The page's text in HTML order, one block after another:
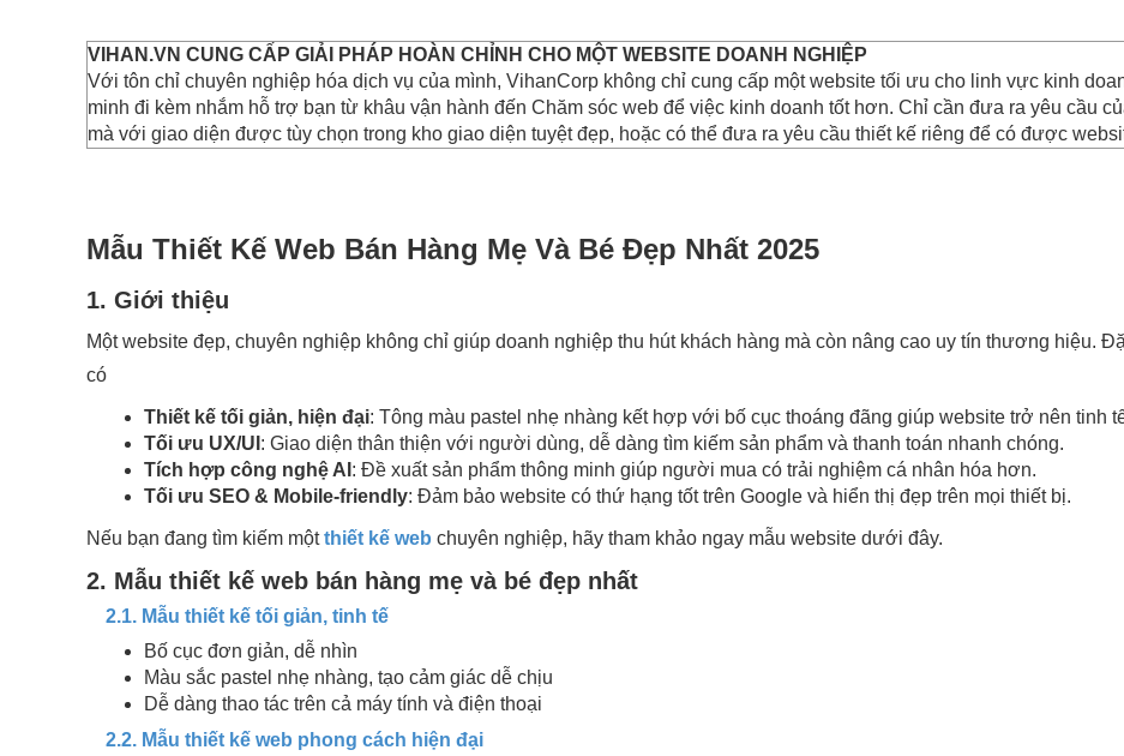
VIHAN.VN CUNG CẤP GIẢI PHÁP HOÀN CHỈNH CHO MỘT WEBSITE DOANH NGHIỆP
Với tôn chỉ chuyên nghiệp hóa dịch vụ của mình, VihanCorp không chỉ cung cấp một website tối ưu cho linh vực kinh
minh đi kèm nhắm hỗ trợ bạn từ khâu vận hành đến Chăm sóc web để việc kinh doanh tốt hơn. Chỉ cần đưa ra yêu cầu
mà với giao diện được tùy chọn trong kho giao diện tuyệt đẹp, hoặc có thể đưa ra yêu cầu thiết kế riêng để có được
Mẫu Thiết Kế Web Bán Hàng Mẹ Và Bé Đẹp Nhất 2025
1. Giới thiệu
Một website đẹp, chuyên nghiệp không chỉ giúp doanh nghiệp thu hút khách hàng mà còn nâng cao uy tín thương hiệu.
có
Thiết kế tối giản, hiện đại: Tông màu pastel nhẹ nhàng kết hợp với bố cục thoáng đãng giúp website trở nên tinh
Tối ưu UX/UI : Giao diện thân thiện với người dùng, dễ dàng tìm kiếm sản phẩm và thanh toán nhanh chóng.
Tích hợp công nghệ AI : Đề xuất sản phẩm thông minh giúp người mua có trải nghiệm cá nhân hóa hơn.
Tối ưu SEO & Mobile-friendly: Đảm bảo website có thứ hạng tốt trên Google và hiển thị đẹp trên mọi thiết bị.
Nếu bạn đang tìm kiếm mộtthiết kế web chuyên nghiệp, hãy tham khảo ngay mẫu website dưới đây.
2. Mẫu thiết kế web bán hàng mẹ và bé đẹp nhất
2.1. Mẫu thiết kế tối giản, tinh tế
Bố cục đơn giản, dễ nhìn
Màu sắc pastel nhẹ nhàng, tạo cảm giác dễ chịu
Dễ dàng thao tác trên cả máy tính và điện thoại
2.2. Mẫu thiết kế web phong cách hiện đại